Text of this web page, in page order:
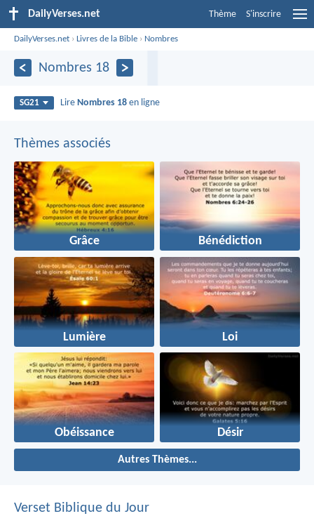
DailyVerses.net Thème S'inscrire
DailyVerses.net ›Livres de la Bible › Nombres
Nombres 18
SG21 Lire Nombres 18 en ligne
Thèmes associés
Grâce Bénédiction
Lumière Loi
Obéissance Désir
Autres Thèmes...
Verset Biblique du Jour